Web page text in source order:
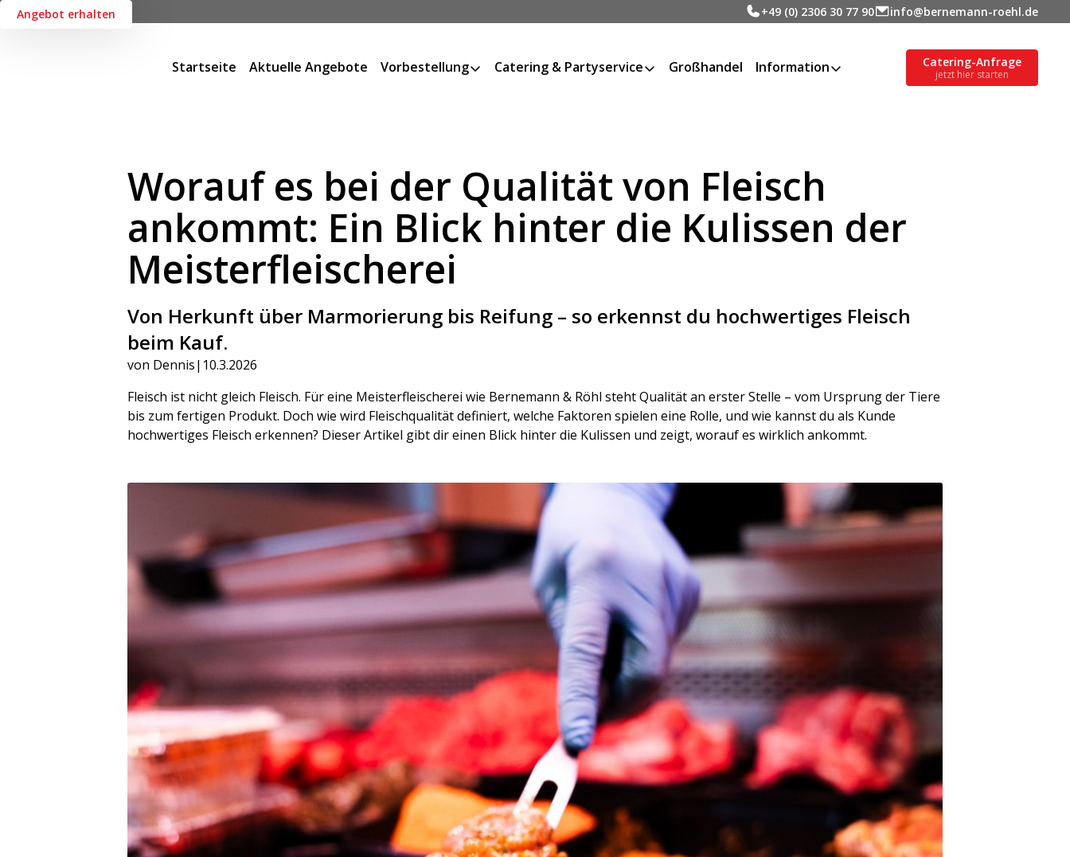
+49 (0) 2306 30 77 90 info@bernemann-roehl.de
Startseite Aktuelle Angebote Vorbestellung Catering & Partyservice Großhandel Information Catering-Anfrage
jetzt hier starten
Angebot erhalten
Worauf es bei der Qualität von Fleisch
ankommt: Ein Blick hinter die Kulissen der
Meisterfleischerei
Von Herkunft über Marmorierung bis Reifung – so erkennst du hochwertiges Fleisch
beim Kauf.
von Dennis| 10.3.2026
Fleisch ist nicht gleich Fleisch. Für eine Meisterfleischerei wie Bernemann & Röhl steht Qualität an erster Stelle – vom Ursprung der Tiere
bis zum fertigen Produkt. Doch wie wird Fleischqualität definiert, welche Faktoren spielen eine Rolle, und wie kannst du als Kunde
hochwertiges Fleisch erkennen? Dieser Artikel gibt dir einen Blick hinter die Kulissen und zeigt, worauf es wirklich ankommt.